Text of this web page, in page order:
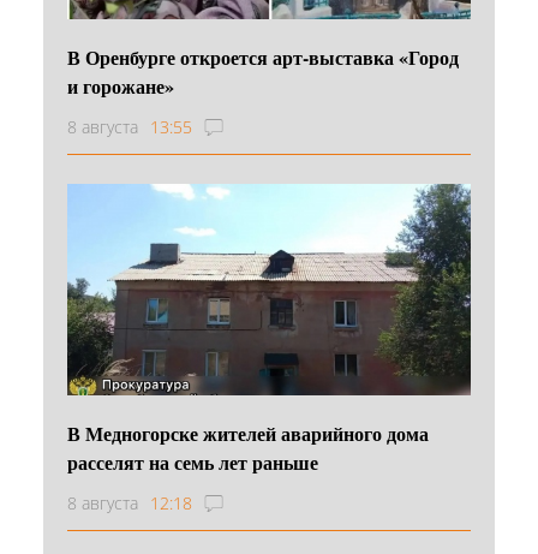
В Оренбурге откроется арт-выставка «Город
и горожане»
8 августа 13:55
В Медногорске жителей аварийного дома
расселят на семь лет раньше
8 августа 12:18